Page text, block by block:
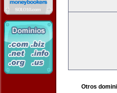
Otros